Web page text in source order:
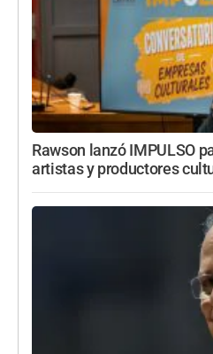
Rawson lanzó IMPULSO
artistas y productores